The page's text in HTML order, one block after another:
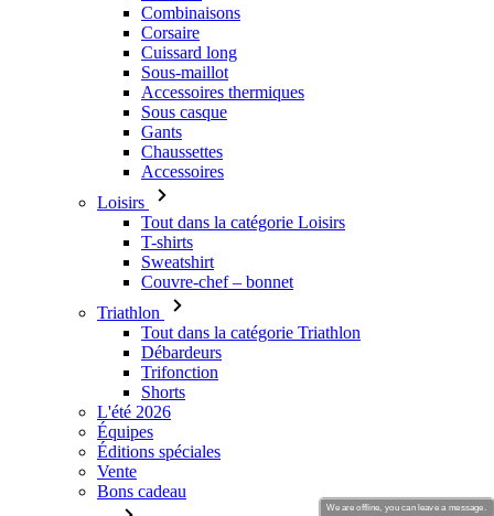
Combinaisons
Corsaire
Cuissard long
Sous-maillot
Accessoires thermiques
Sous casque
Gants
Chaussettes
Accessoires
Loisirs
Tout dans la catégorie Loisirs
T-shirts
Sweatshirt
Couvre-chef – bonnet
Triathlon
Tout dans la catégorie Triathlon
Débardeurs
Trifonction
Shorts
L'été 2026
Équipes
Éditions spéciales
Vente
Bons cadeau
We are offline, you can leave a message.